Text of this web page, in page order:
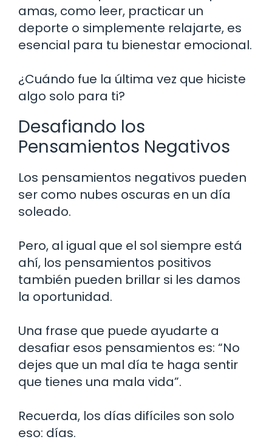
amas, como leer, practicar un
deporte o simplemente relajarte, es
esencial para tu bienestar emocional.
¿Cuándo fue la última vez que hiciste
algo solo para ti?
Desafiando los
Pensamientos Negativos
Los pensamientos negativos pueden
ser como nubes oscuras en un día
soleado.
Pero, al igual que el sol siempre está
ahí, los pensamientos positivos
también pueden brillar si les damos
la oportunidad.
Una frase que puede ayudarte a
desafiar esos pensamientos es: “No
dejes que un mal día te haga sentir
que tienes una mala vida”.
Recuerda, los días difíciles son solo
eso: días.